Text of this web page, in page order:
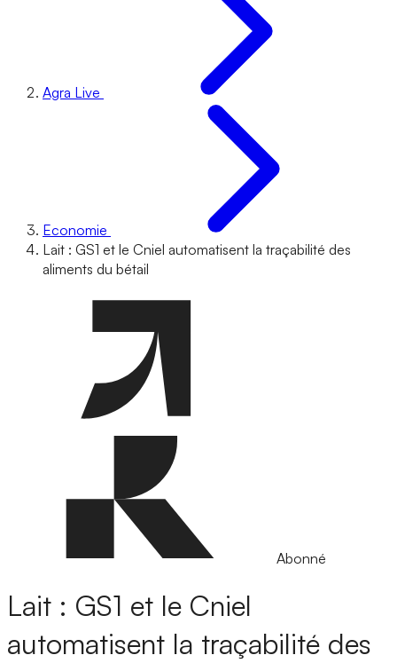
Agra Live
Economie
Lait : GS1 et le Cniel automatisent la traçabilité des
aliments du bétail
Abonné
Lait : GS1 et le Cniel
automatisent la traçabilité des